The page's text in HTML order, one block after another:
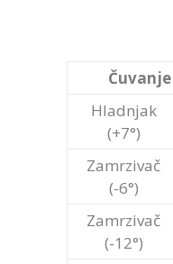
Hladnjak
(+7°)
Zamrzivač
(-6°)
Zamrzivač
(-12°)